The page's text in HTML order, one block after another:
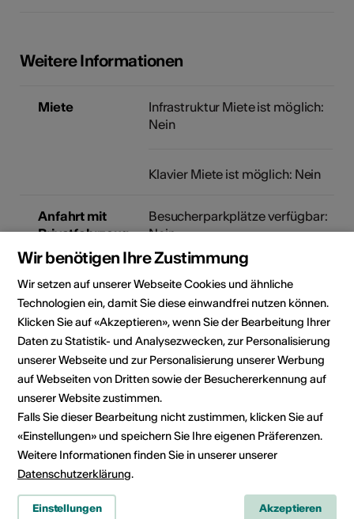
Weitere Informationen
Miete
Infrastruktur Miete ist möglich:
Nein
Klavier Miete ist möglich: Nein
Anfahrt mit
Privatfahrzeug
Besucherparkplätze verfügbar:
Nein
Parkplätze in der Nähe: Nein
Bauliche
Zugänglichkeit
Parkplatz
eingeschränkt
rollstuhlgängig
Nicht
WC nicht
rollstuhlgängig
Details zur baulichen
Wir benötigen Ihre Zustimmung
Wir setzen auf unserer Webseite Cookies und ähnliche
Technologien ein, damit Sie diese einwandfrei nutzen können.
Klicken Sie auf «Akzeptieren», wenn Sie der Bearbeitung Ihrer
Daten zu Statistik- und Analysezwecken, zur Personalisierung
unserer Webseite und zur Personalisierung unserer Werbung
auf Webseiten von Dritten sowie der Besuchererkennung auf
unserer Website zustimmen.
Falls Sie dieser Bearbeitung nicht zustimmen, klicken Sie auf
«Einstellungen» und speichern Sie Ihre eigenen Präferenzen.
Weitere Informationen finden Sie in unserer unserer
Datenschutzerklärung.
Einstellungen Akzeptieren